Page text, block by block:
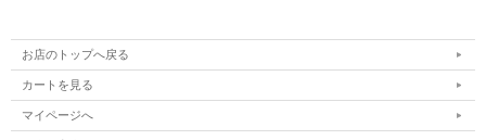
お店のトップへ戻る
カートを見る
マイページへ